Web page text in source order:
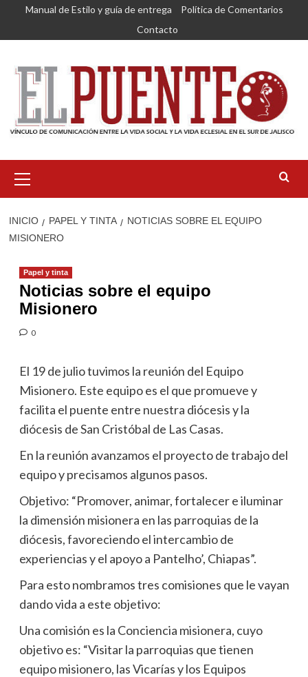
Saltar
contenido
Manual de Estilo y guía de entrega
Política de Comentarios
Contacto
primario
INICIO PAPEL Y TINTA
NOTICIAS SOBRE EL EQUIPO
MISIONERO
Papel y tinta
Noticias sobre el equipo
Misionero
0
El 19 de julio tuvimos la reunión del Equipo
Misionero. Este equipo es el que promueve y
facilita el puente entre nuestra diócesis y la
diócesis de San Cristóbal de Las Casas.
En la reunión avanzamos el proyecto de trabajo del
equipo y precisamos algunos pasos.
Objetivo: “Promover, animar, fortalecer e iluminar
la dimensión misionera en las parroquias de la
diócesis, favoreciendo el intercambio de
experiencias y el apoyo a Pantelho’, Chiapas”.
Para esto nombramos tres comisiones que le vayan
dando vida a este objetivo:
Una comisión es la Conciencia misionera, cuyo
objetivo es: “Visitar la parroquias que tienen
equipo misionero, las Vicarías y los Equipos